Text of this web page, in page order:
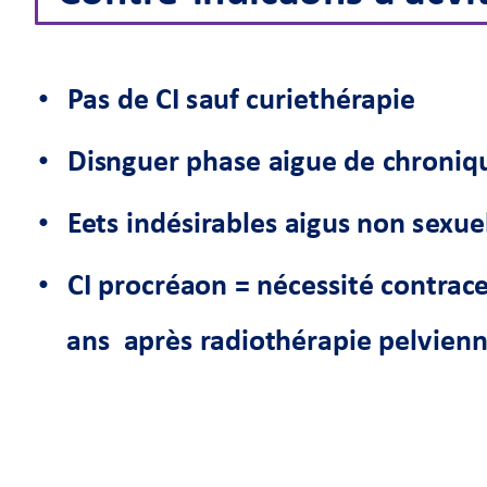
• Pas de CI sauf curiethérapie
• Distinguer phase aigue de chr
• Eets indésirables aigus non se
• CI procréation = nécessité contr
ans  après radiothérapie